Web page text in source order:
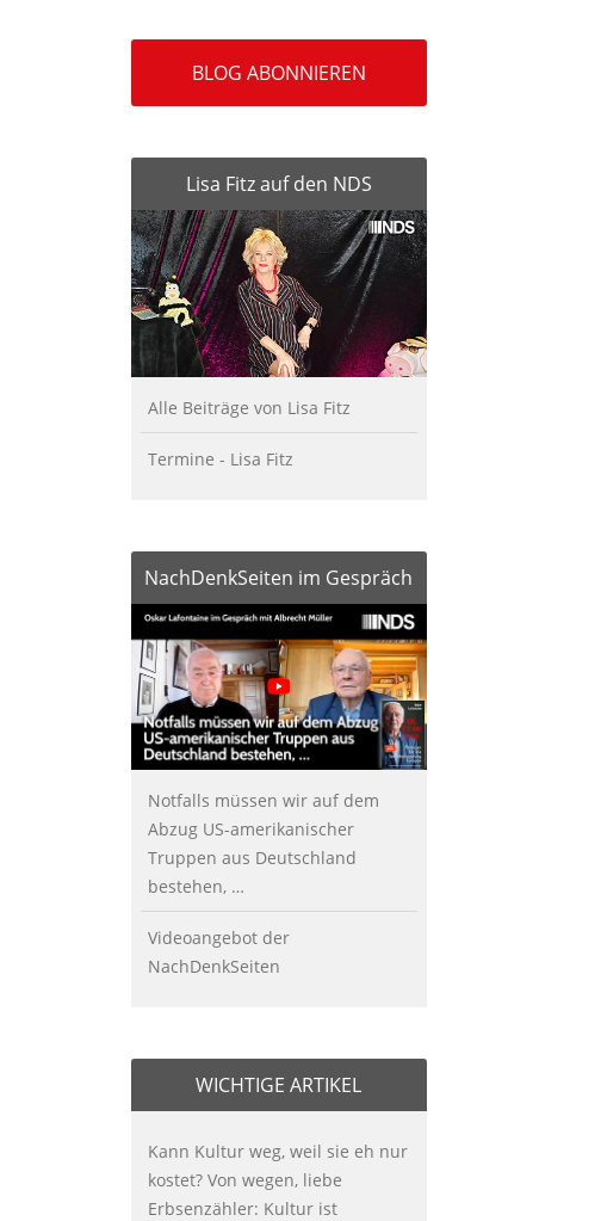
BLOG ABONNIEREN
Lisa Fitz auf den NDS
Alle Beiträge von Lisa Fitz
Termine - Lisa Fitz
NachDenkSeiten im Gespräch
Notfalls müssen wir auf dem
Abzug US-amerikanischer
Truppen aus Deutschland
bestehen, …
Videoangebot der
NachDenkSeiten
WICHTIGE ARTIKEL
Kann Kultur weg, weil sie eh nur
kostet? Von wegen, liebe
Erbsenzähler: Kultur ist